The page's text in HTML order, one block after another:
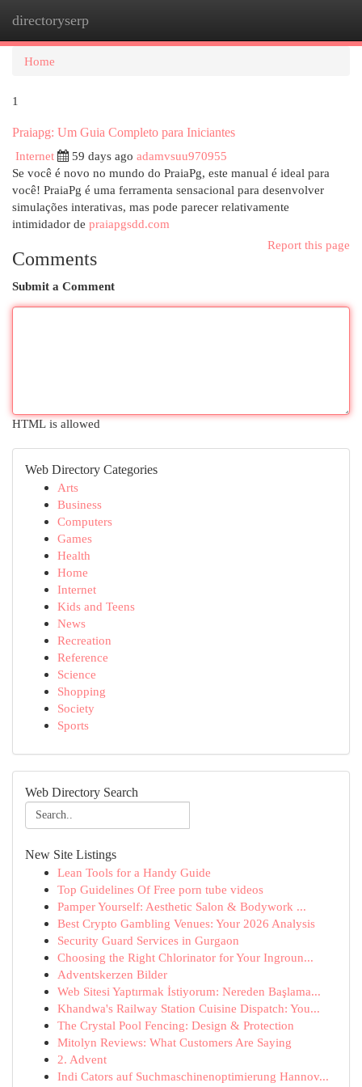
directoryserp
Home
1
Praiapg: Um Guia Completo para Iniciantes
Internet
59 days ago adamvsuu970955
Se você é novo no mundo do PraiaPg, este manual é ideal para
você! PraiaPg é uma ferramenta sensacional para desenvolver
simulações interativas, mas pode parecer relativamente
intimidador de praiapgsdd.com
Report this page
Comments
Submit a Comment
HTML is allowed
Web Directory Categories
Arts
Business
Computers
Games
Health
Home
Internet
Kids and Teens
News
Recreation
Reference
Science
Shopping
Society
Sports
Web Directory Search
New Site Listings
Lean Tools for a Handy Guide
Top Guidelines Of Free porn tube videos
Pamper Yourself: Aesthetic Salon & Bodywork ...
Best Crypto Gambling Venues: Your 2026 Analysis
Security Guard Services in Gurgaon
Choosing the Right Chlorinator for Your Ingroun...
Adventskerzen Bilder
Web Sitesi Yaptırmak İstiyorum: Nereden Başlama...
Khandwa's Railway Station Cuisine Dispatch: You...
The Crystal Pool Fencing: Design & Protection
Mitolyn Reviews: What Customers Are Saying
2. Advent
Indi Cators auf Suchmaschinenoptimierung Hannov...